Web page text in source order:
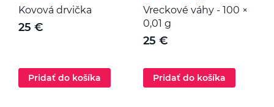
Kovová drvička
25 €
Pridať do košíka
Vreckové váhy - 100 ×
0,01 g
25 €
Pridať do košíka